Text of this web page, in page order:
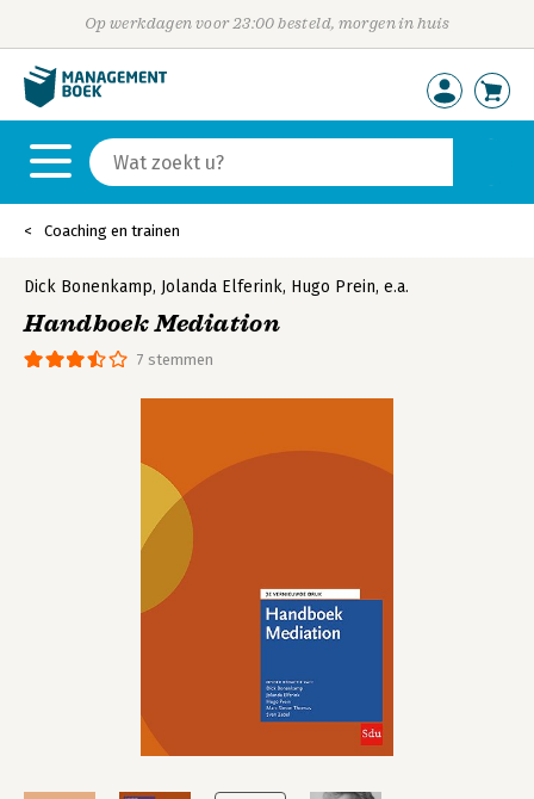
Op werkdagen voor 23:00 besteld, morgen in huis
Coaching en trainen
7 stemmen
Dick Bonenkamp, Jolanda Elferink, Hugo Prein, e.a.
Handboek Mediation